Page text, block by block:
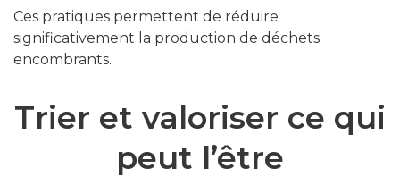
Ces pratiques permettent de réduire
significativement la production de déchets
encombrants.
Trier et valoriser ce qui
peut l’être